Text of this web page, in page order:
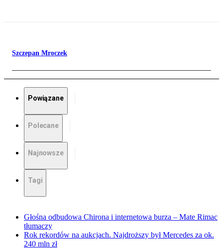
Szczepan Mroczek
Powiązane
Polecane
Najnowsze
Tagi
Głośna odbudowa Chirona i internetowa burza – Mate Rimac
tłumaczy
Rok rekordów na aukcjach. Najdroższy był Mercedes za ok.
240 mln zł